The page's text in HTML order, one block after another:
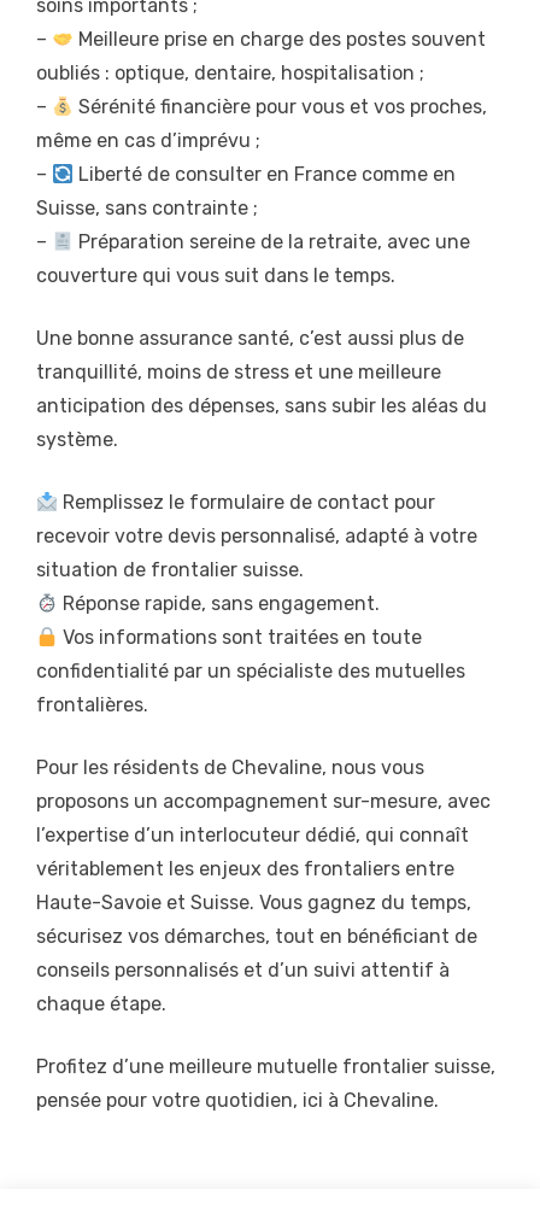
soins importants ;
–
Meilleure prise en charge des postes souvent
oubliés : optique, dentaire, hospitalisation ;
–
Sérénité financière pour vous et vos proches,
même en cas d’imprévu ;
–
Liberté de consulter en France comme en
Suisse, sans contrainte ;
–
Préparation sereine de la retraite, avec une
couverture qui vous suit dans le temps.
Une bonne assurance santé, c’est aussi plus de
tranquillité, moins de stress et une meilleure
anticipation des dépenses, sans subir les aléas du
système.
Remplissez le formulaire de contact pour
recevoir votre devis personnalisé, adapté à votre
situation de frontalier suisse.
Réponse rapide, sans engagement.
Vos informations sont traitées en toute
confidentialité par un spécialiste des mutuelles
frontalières.
Pour les résidents de Chevaline, nous vous
proposons un accompagnement sur-mesure, avec
l’expertise d’un interlocuteur dédié, qui connaît
véritablement les enjeux des frontaliers entre
Haute-Savoie et Suisse. Vous gagnez du temps,
sécurisez vos démarches, tout en bénéficiant de
conseils personnalisés et d’un suivi attentif à
chaque étape.
Profitez d’une meilleure mutuelle frontalier suisse,
pensée pour votre quotidien, ici à Chevaline.